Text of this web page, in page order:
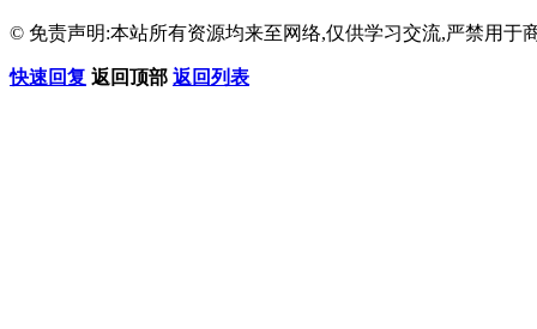
© 免责声明:本站所有资源均来至网络,仅供学习交流,严禁用于
快速回复 返回顶部 返回列表